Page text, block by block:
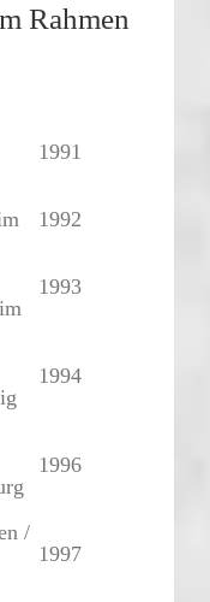
Rahmen
1991
1992
1993
1994
1996
/
1997